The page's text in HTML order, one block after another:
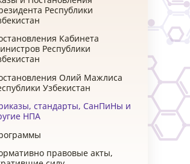
Республики
Кабинета
Республики
Олий Мажлиса
Узбекистан
стандарты, СанПиНы и
НПА
правовые акты,